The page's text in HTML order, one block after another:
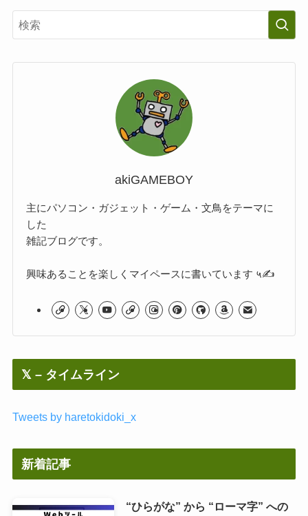
akiGAMEBOY
主にパソコン・ガジェット・ゲーム・文鳥をテーマに
した
雑記ブログです。
興味あることを楽しくマイペースに書いています ५✍
𝕏 – タイムライン
Tweets by haretokidoki_x
新着記事
“ひらがな” から “ローマ字” への